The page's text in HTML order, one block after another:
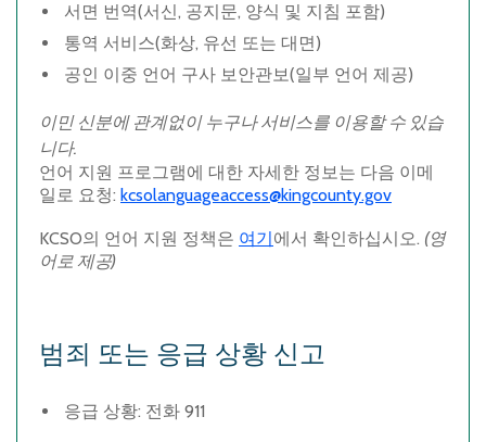
서면 번역(서신, 공지문, 양식 및 지침 포함)
통역 서비스(화상, 유선 또는 대면)
공인 이중 언어 구사 보안관보(일부 언어 제공)
이민 신분에 관계없이 누구나 서비스를 이용할 수 있습
니다.
언어 지원 프로그램에 대한 자세한 정보는 다음 이메
일로 요청: kcsolanguageaccess@kingcounty.gov
KCSO의 언어 지원 정책은 여기에서 확인하십시오. (영
어로 제공)
범죄 또는 응급 상황 신고
응급 상황: 전화 911